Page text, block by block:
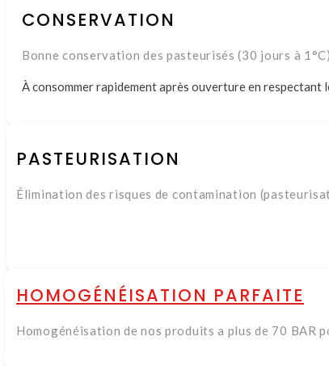
CONSERVATION
Bonne conservation des pasteurisés (30 jours à
À consommer rapidement après ouverture en
PASTEURISATION
Élimination des risques de contamination
HOMOGÉNÉISATION PARFAITE
Homogénéisation de nos produits a plus de 70